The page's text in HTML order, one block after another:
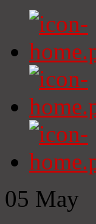
05 May